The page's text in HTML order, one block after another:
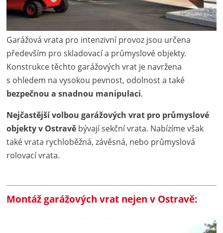
Garážová vrata pro intenzivní provoz jsou určena
především pro skladovací a průmyslové objekty.
Konstrukce těchto garážových vrat je navržena
s ohledem na vysokou pevnost, odolnost a také
bezpečnou a snadnou manipulaci.
Nejčastější volbou garážových vrat pro průmyslové
objekty v Ostravě bývají sekční vrata. Nabízíme však
také vrata rychloběžná, závěsná, nebo průmyslová
rolovací vrata.
Montáž garážových vrat nejen v Ostravě: